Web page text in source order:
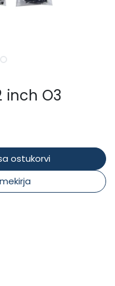
inch O3
ostukorvi